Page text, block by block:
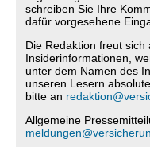
schreiben Sie Ihre
dafür vorgesehene
Die Redaktion freut
Insiderinformationen,
unter dem Namen des
unseren Lesern
bitte an
Allgemeine